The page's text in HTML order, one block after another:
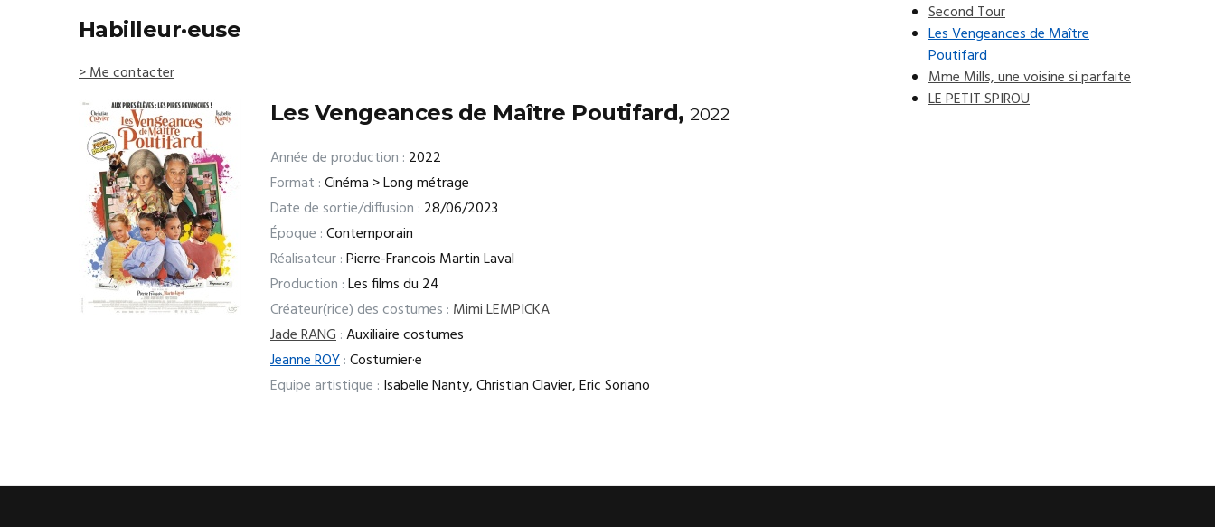
Habilleur·euse
> Me contacter
Les Vengeances de Maître Poutifard,2022
Année de production : 2022
Format :Cinéma > Long métrage
Date de sortie/diffusion : 28/06/2023
Époque :Contemporain
Réalisateur :Pierre-Francois Martin Laval
Production :Les films du 24
Créateur(rice) des costumes :Mimi LEMPICKA
Jade RANG:Auxiliaire costumes
Jeanne ROY:Costumier·e
Equipe artistique : Isabelle Nanty, Christian Clavier, Eric Soriano
Second Tour
Les Vengeances de Maître
Poutifard
Mme Mills, une voisine si parfaite
LE PETIT SPIROU